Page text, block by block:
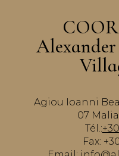
Agiou Ioanni
07
Tél.:
Fax: